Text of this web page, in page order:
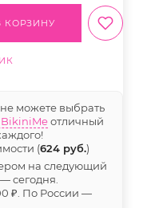
КОРЗИНУ
можете выбрать
BikiniMeотличный
(624 руб.)
на следующий
— сегодня.
₽. По России —